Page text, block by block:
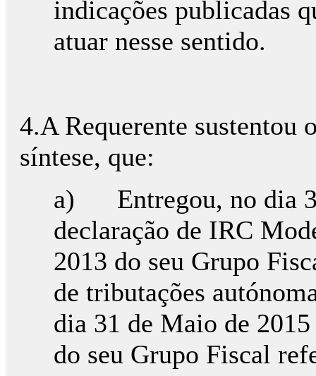
indicações publicadas
atuar nesse sentido.
4.A Requerente sustentou
síntese, que:
a) Entregou, no dia
declaração de IRC
2013 do seu Grupo
de tributações
dia 31 de Maio de
do seu Grupo Fiscal